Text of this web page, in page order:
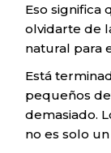
Eso significa
olvidarte de
natural para
Está
pequeños
demasiado.
no es solo